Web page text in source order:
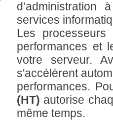
services
Les processeurs
performances et
votre serveur.
s'accélèrent
performances.
(HT) autorise
même temps.